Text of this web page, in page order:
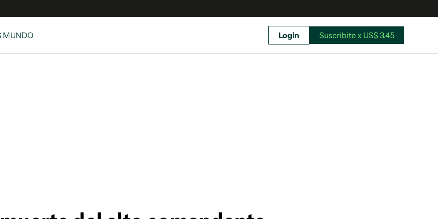
MUNDO Login Suscribite x US$ 3,45